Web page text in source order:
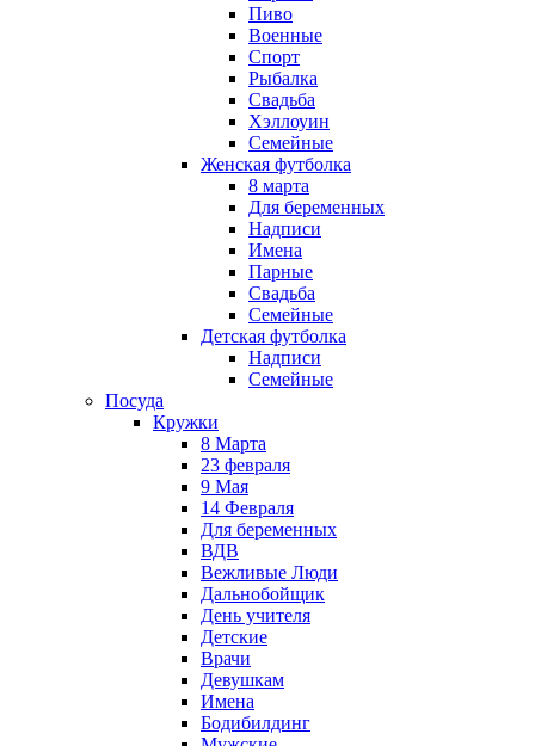
Пиво
Военные
Спорт
Рыбалка
Свадьба
Хэллоуин
Семейные
Женская футболка
8 марта
Для беременных
Надписи
Имена
Парные
Свадьба
Семейные
Детская футболка
Надписи
Семейные
Посуда
Кружки
8 Марта
23 февраля
9 Мая
14 Февраля
Для беременных
ВДВ
Вежливые Люди
Дальнобойщик
День учителя
Детские
Врачи
Девушкам
Имена
Бодибилдинг